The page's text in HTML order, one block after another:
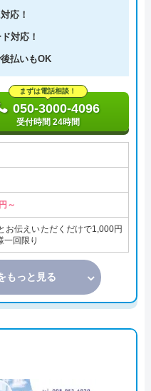
応！
対応！
払いもOK
まずは電話相談！
050-3000-4096
受付時間 24時間
～
お伝えいただくだけで1,000円
回限り
もっと見る